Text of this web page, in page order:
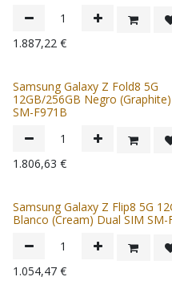
1.887,22 €
Samsung Galaxy Z Fold8 5G
12GB/256GB Negro
SM-F971B
1.806,63 €
Samsung Galaxy Z Flip8 5G
Blanco (Cream) Dual SIM SM-
1.054,47 €